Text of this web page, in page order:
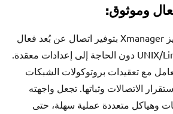
وموثوق:
بالإضافة إلى ذلك، يتميز Xmanager بتوفير اتصال عن بُعد فعال
وموثوق به لأنظمة UNIX/Linux دون الحاجة إلى إعدادات معقدة.
مع تعقيدات بروتوكولات الشبكات
الاتصالات وثباتها. تجعل واجهته
وهياكل متعددة عملية سهلة، حتى